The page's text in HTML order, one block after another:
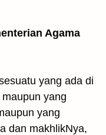
Agama
yang ada di
yang
yang
dan makhlikNya,